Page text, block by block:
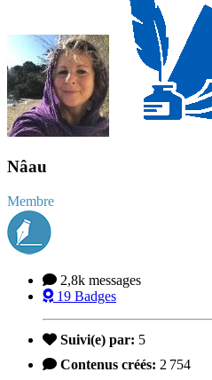
Nâau
Membre
2,8k messages
19 Badges
Suivi(e) par: 5
Contenus créés: 2 754